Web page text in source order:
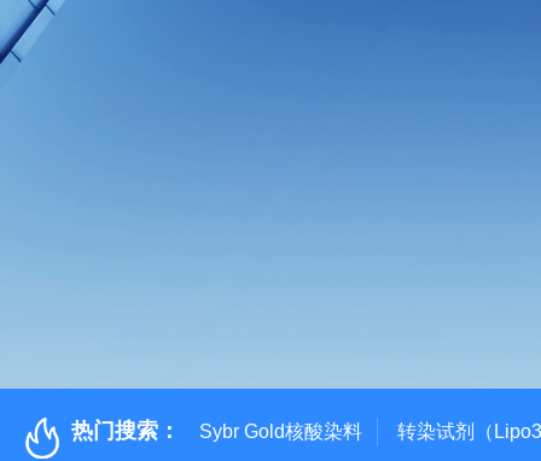
热门搜索： Sybr Gold核酸染料 转染试剂（